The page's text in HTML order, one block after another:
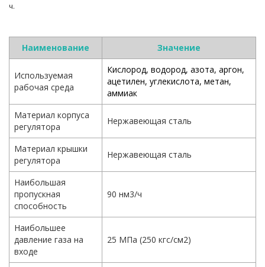
ч.
Наименование Значение
Используемая
рабочая среда
Кислород, водород, азота, аргон,
ацетилен, углекислота, метан,
аммиак
Материал корпуса
регулятора
Нержавеющая сталь
Материал крышки
регулятора
Нержавеющая сталь
Наибольшая
пропускная
способность
90 нм3/ч
Наибольшее
давление газа на
входе
25 МПа (250 кгс/см2)